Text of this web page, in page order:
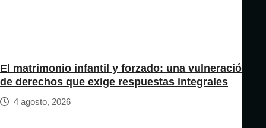
El matrimonio infantil y forzado: una vulneración
de derechos que exige respuestas integrales
4 agosto, 2026